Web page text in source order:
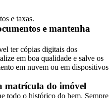
e taxas.
e mantenha
ter cópias digitais dos
em boa qualidade e salve os
em nuvem ou em dispositivos
matrícula do imóvel
todo o histórico do bem. Sempre